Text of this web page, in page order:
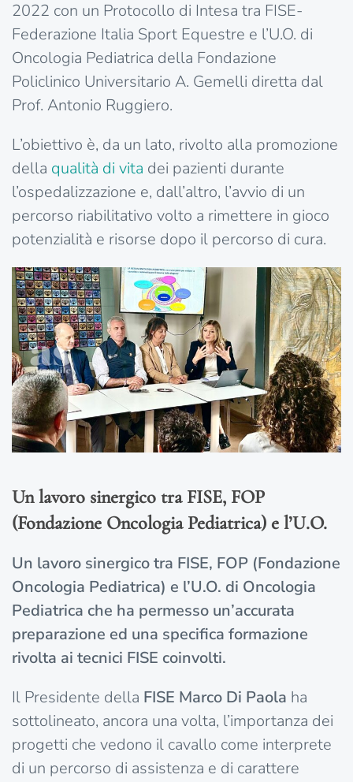
2022 con un Protocollo di Intesa tra FISE-
Federazione Italia Sport Equestre e l’U.O. di
Oncologia Pediatrica della Fondazione
Policlinico Universitario A. Gemelli diretta dal
Prof. Antonio Ruggiero.
L’obiettivo è, da un lato, rivolto alla promozione
della qualità di vita dei pazienti durante
l’ospedalizzazione e, dall’altro, l’avvio di un
percorso riabilitativo volto a rimettere in gioco
potenzialità e risorse dopo il percorso di cura.
Un lavoro sinergico tra FISE, FOP
(Fondazione Oncologia Pediatrica) e l’U.O.
Un lavoro sinergico tra FISE, FOP (Fondazione
Oncologia Pediatrica) e l’U.O. di Oncologia
Pediatrica che ha permesso un’accurata
preparazione ed una specifica formazione
rivolta ai tecnici FISE coinvolti.
Il Presidente della FISE Marco Di Paola ha
sottolineato, ancora una volta, l’importanza dei
progetti che vedono il cavallo come interprete
di un percorso di assistenza e di carattere